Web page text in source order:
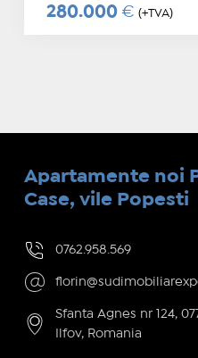
280.000 € (+TVA)
Apartamente noi
Case, vile Popesti
0762.958.569
Sfanta Agnes nr 124,
Ilfov, Romania